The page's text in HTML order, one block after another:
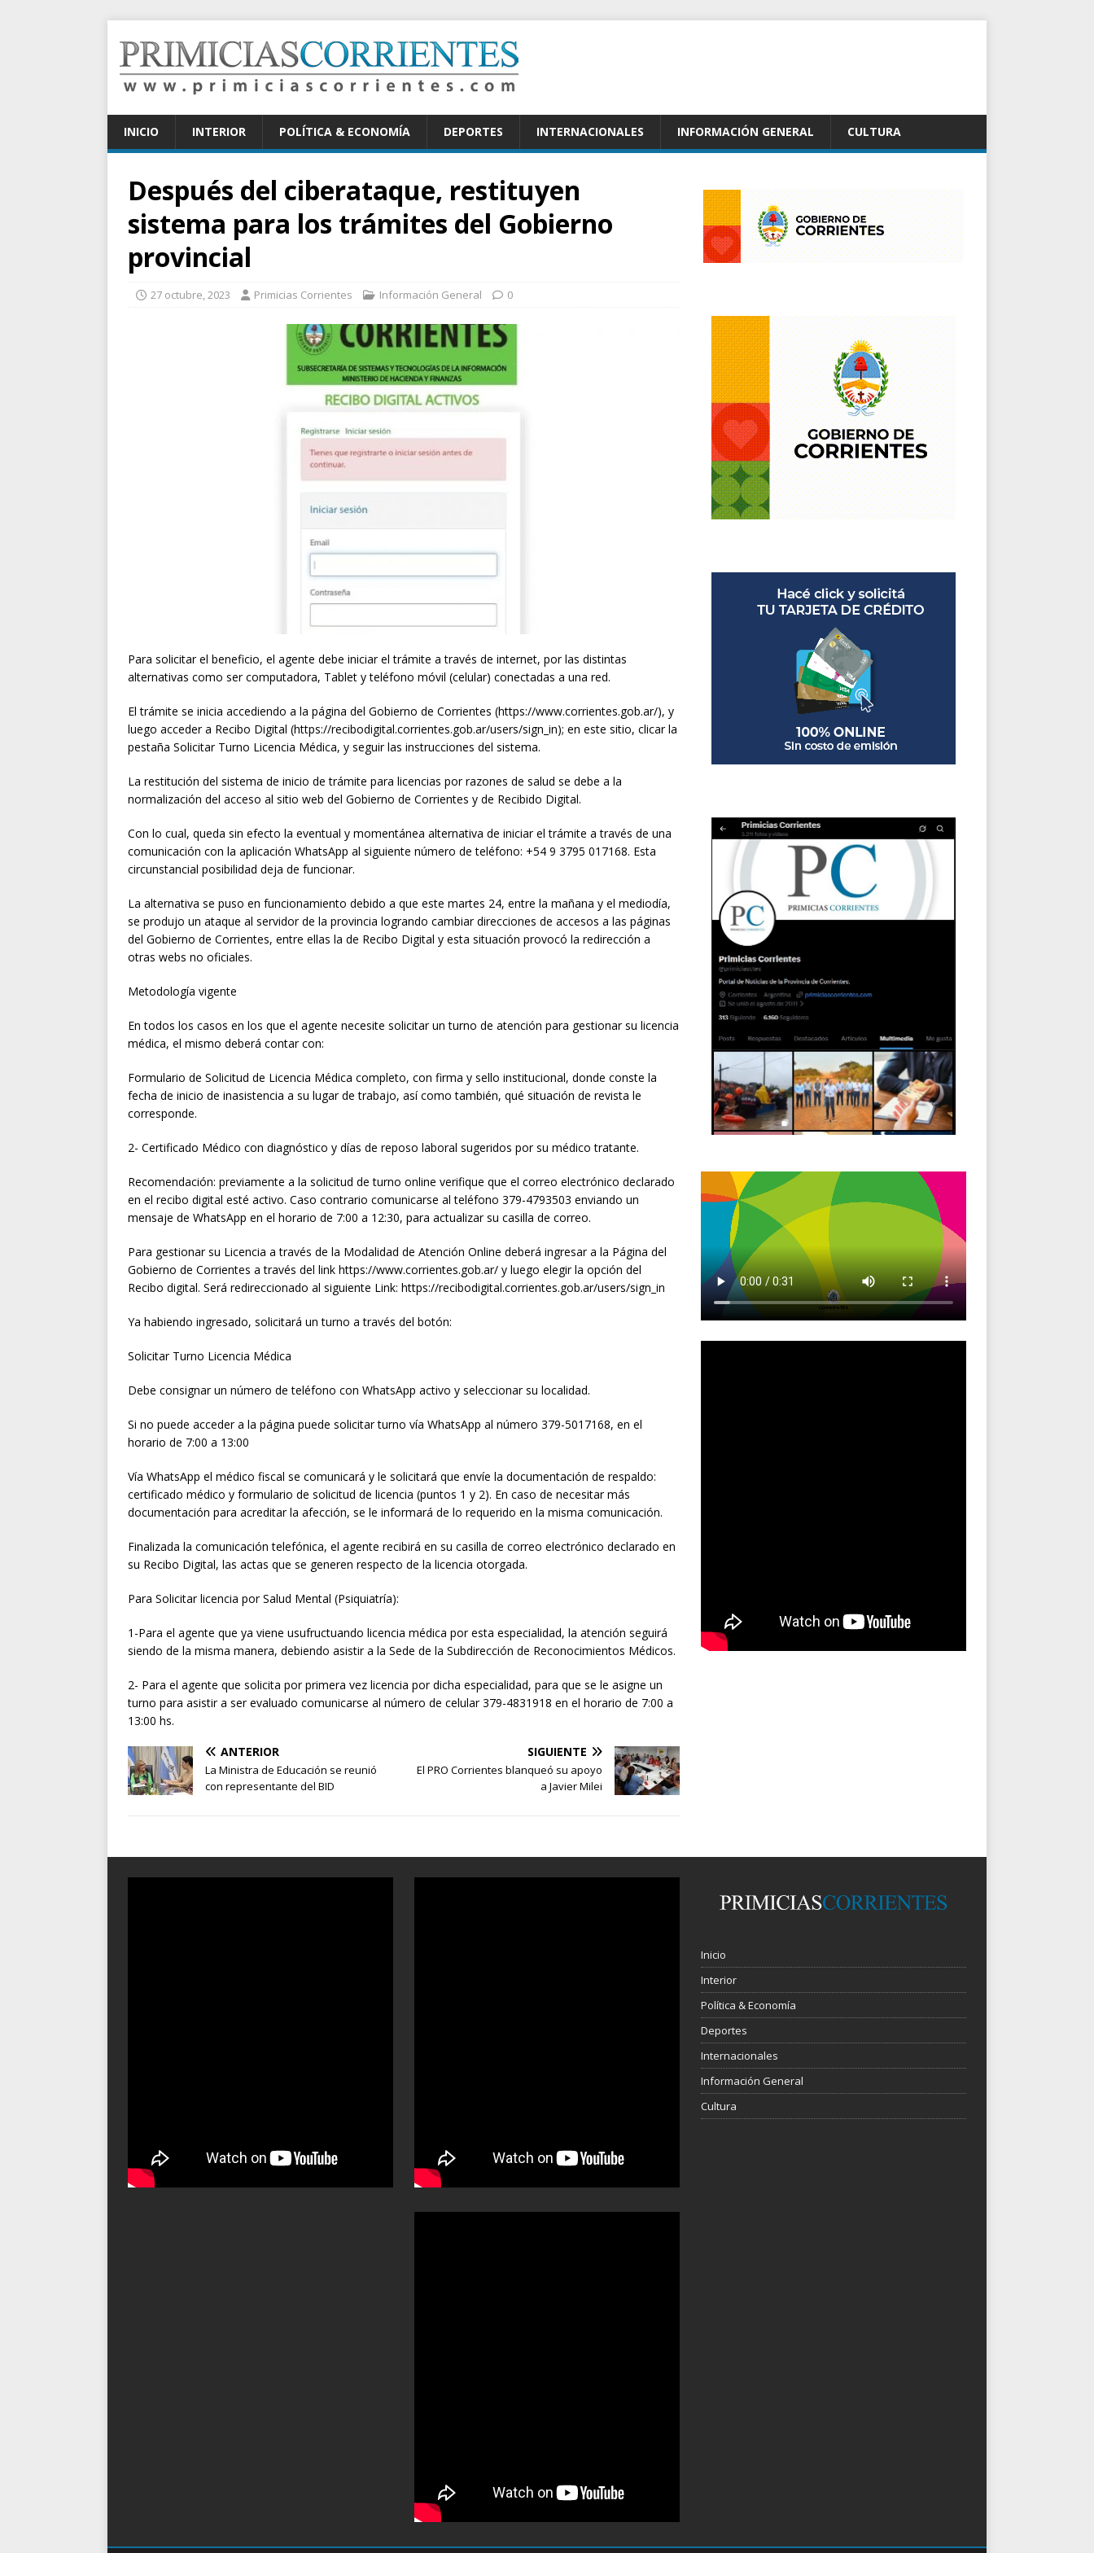
INICIO INTERIOR POLÍTICA & ECONOMÍA DEPORTES INTERNACIONALES INFORMACIÓN GENERAL CULTURA
Después del ciberataque, restituyen
sistema para los trámites del Gobierno
provincial
27 octubre, 2023 Primicias Corrientes Información General 0
Para solicitar el beneficio, el agente debe iniciar el trámite a través de internet, por las distintas
alternativas como ser computadora, Tablet y teléfono móvil (celular) conectadas a una red.
El trámite se inicia accediendo a la página del Gobierno de Corrientes (https://www.corrientes.gob.ar/), y
luego acceder a Recibo Digital (https://recibodigital.corrientes.gob.ar/users/sign_in); en este sitio, clicar la
pestaña Solicitar Turno Licencia Médica, y seguir las instrucciones del sistema.
La restitución del sistema de inicio de trámite para licencias por razones de salud se debe a la
normalización del acceso al sitio web del Gobierno de Corrientes y de Recibido Digital.
Con lo cual, queda sin efecto la eventual y momentánea alternativa de iniciar el trámite a través de una
comunicación con la aplicación WhatsApp al siguiente número de teléfono: +54 9 3795 017168. Esta
circunstancial posibilidad deja de funcionar.
La alternativa se puso en funcionamiento debido a que este martes 24, entre la mañana y el mediodía,
se produjo un ataque al servidor de la provincia logrando cambiar direcciones de accesos a las páginas
del Gobierno de Corrientes, entre ellas la de Recibo Digital y esta situación provocó la redirección a
otras webs no oficiales.
Metodología vigente
En todos los casos en los que el agente necesite solicitar un turno de atención para gestionar su licencia
médica, el mismo deberá contar con:
Formulario de Solicitud de Licencia Médica completo, con firma y sello institucional, donde conste la
fecha de inicio de inasistencia a su lugar de trabajo, así como también, qué situación de revista le
corresponde.
2- Certificado Médico con diagnóstico y días de reposo laboral sugeridos por su médico tratante.
Recomendación: previamente a la solicitud de turno online verifique que el correo electrónico declarado
en el recibo digital esté activo. Caso contrario comunicarse al teléfono 379-4793503 enviando un
mensaje de WhatsApp en el horario de 7:00 a 12:30, para actualizar su casilla de correo.
Para gestionar su Licencia a través de la Modalidad de Atención Online deberá ingresar a la Página del
Gobierno de Corrientes a través del link https://www.corrientes.gob.ar/ y luego elegir la opción del
Recibo digital. Será redireccionado al siguiente Link: https://recibodigital.corrientes.gob.ar/users/sign_in
Ya habiendo ingresado, solicitará un turno a través del botón:
Solicitar Turno Licencia Médica
Debe consignar un número de teléfono con WhatsApp activo y seleccionar su localidad.
Si no puede acceder a la página puede solicitar turno vía WhatsApp al número 379-5017168, en el
horario de 7:00 a 13:00
Vía WhatsApp el médico fiscal se comunicará y le solicitará que envíe la documentación de respaldo:
certificado médico y formulario de solicitud de licencia (puntos 1 y 2). En caso de necesitar más
documentación para acreditar la afección, se le informará de lo requerido en la misma comunicación.
Finalizada la comunicación telefónica, el agente recibirá en su casilla de correo electrónico declarado en
su Recibo Digital, las actas que se generen respecto de la licencia otorgada.
Para Solicitar licencia por Salud Mental (Psiquiatría):
1-Para el agente que ya viene usufructuando licencia médica por esta especialidad, la atención seguirá
siendo de la misma manera, debiendo asistir a la Sede de la Subdirección de Reconocimientos Médicos.
2- Para el agente que solicita por primera vez licencia por dicha especialidad, para que se le asigne un
turno para asistir a ser evaluado comunicarse al número de celular 379-4831918 en el horario de 7:00 a
13:00 hs.
ANTERIOR
La Ministra de Educación se reunió
con representante del BID
SIGUIENTE
El PRO Corrientes blanqueó su apoyo
a Javier Milei
Inicio
Interior
Política & Economía
Deportes
Internacionales
Información General
Cultura